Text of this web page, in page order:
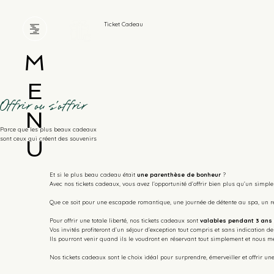
M
E
N
U
Ticket Cadeau
Offrir ou s'offrir
Parce que les plus beaux cadeaux
sont ceux qui créent des souvenirs
Et si le plus beau cadeau était une parenthèse de bonheur?
Avec nos tickets cadeaux, vous avez l’opportunité d’offrir bien plus qu’un
Que ce soit pour une escapade romantique, une journée de détente au spa,
Pour offrir une totale liberté, nos tickets cadeaux sont valables pendant 3 ans
Vos invités profiteront d’un séjour d’exception tout compris et sans indication de
Ils pourront venir quand ils le voudront en réservant tout simplement et nous
Nos tickets cadeaux sont le choix idéal pour surprendre, émerveiller et offrir